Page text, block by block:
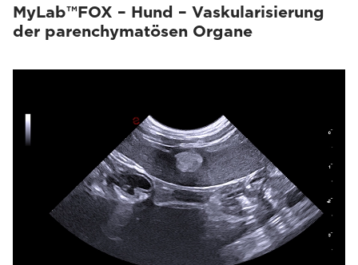
MyLab™FOX – Hund – Vaskularisierung
der parenchymatösen Organe